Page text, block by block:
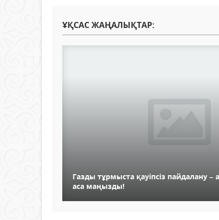
ҰҚСАС ЖАҢАЛЫҚТАР:
Газды тұрмыста қауіпсіз пайдалану –
аса маңызды!